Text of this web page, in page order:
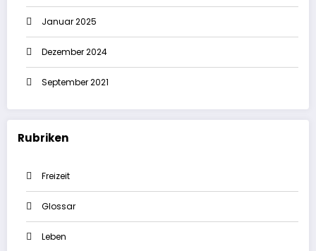
Januar 2025
Dezember 2024
September 2021
Rubriken
Freizeit
Glossar
Leben